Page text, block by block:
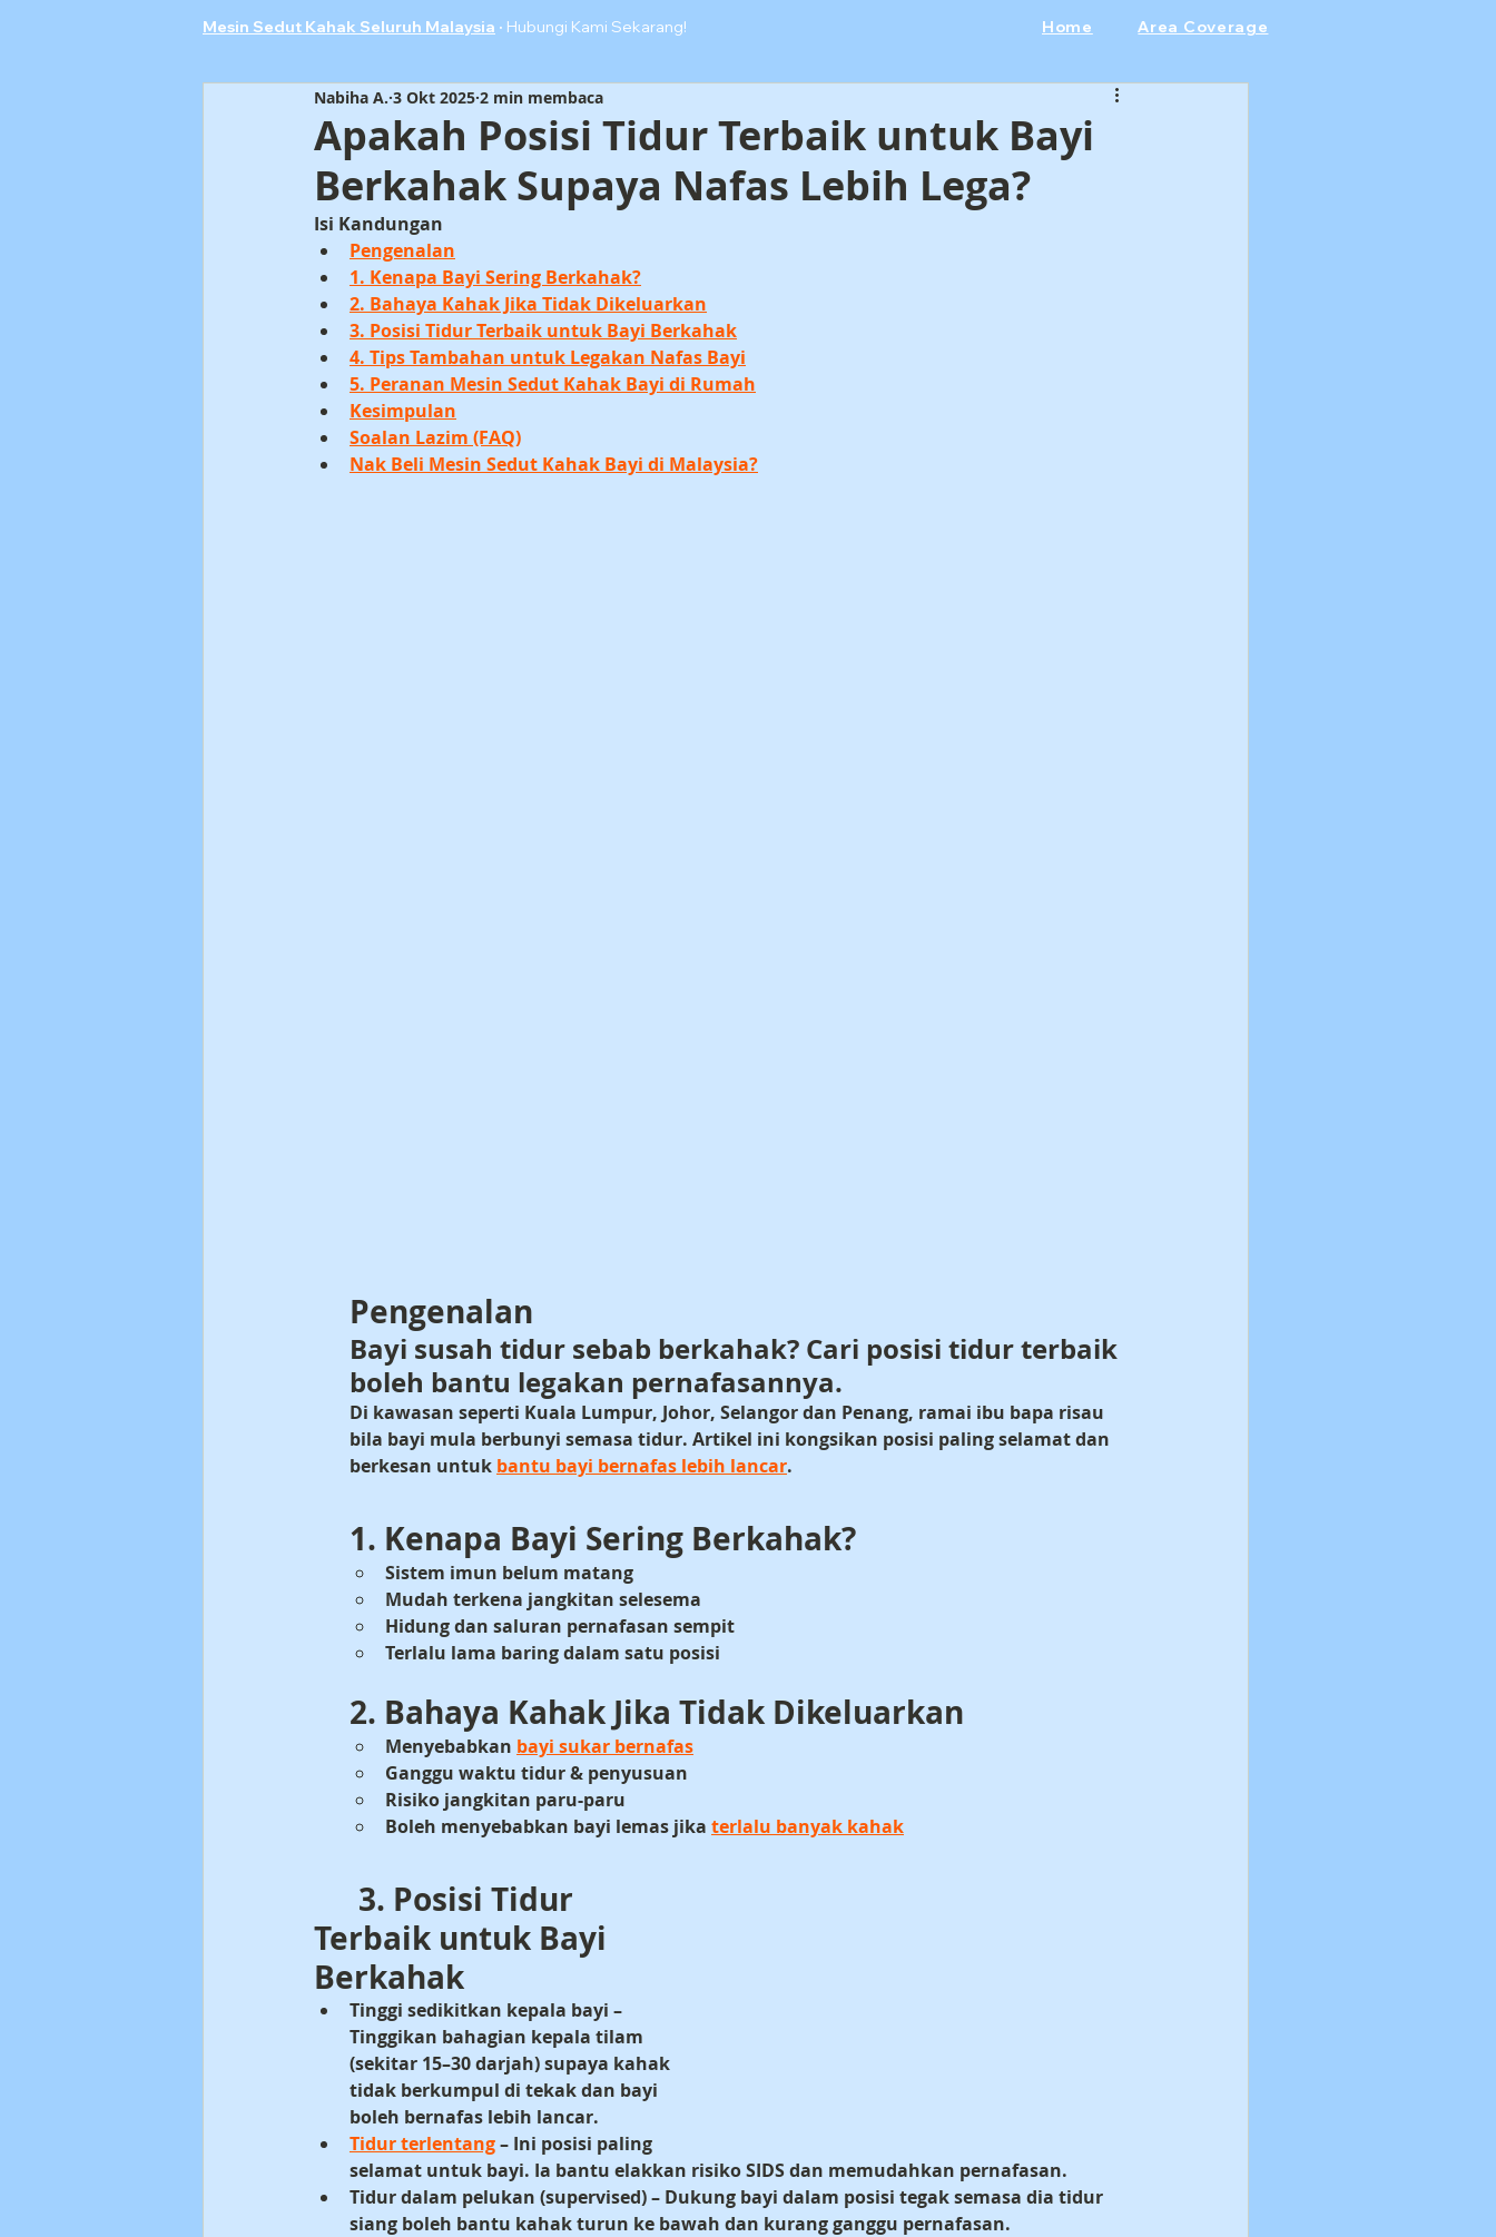
Mesin Sedut Kahak Seluruh Malaysia · Hubungi Kami Sekarang! Home Area Coverage
Apakah Posisi Tidur Terbaik untuk Bayi
Berkahak Supaya Nafas Lebih Lega?
Nabiha A. 3 Okt 2025 2 min membaca
Isi Kandungan
Pengenalan
1. Kenapa Bayi Sering Berkahak?
2. Bahaya Kahak Jika Tidak Dikeluarkan
3. Posisi Tidur Terbaik untuk Bayi Berkahak
4. Tips Tambahan untuk Legakan Nafas Bayi
5. Peranan Mesin Sedut Kahak Bayi di Rumah
Kesimpulan
Soalan Lazim (FAQ)
Nak Beli Mesin Sedut Kahak Bayi di Malaysia?
Pengenalan
Bayi susah tidur sebab berkahak? Cari posisi tidur terbaik
boleh bantu legakan pernafasannya.
Di kawasan seperti Kuala Lumpur, Johor, Selangor dan Penang, ramai ibu bapa risau
bila bayi mula berbunyi semasa tidur. Artikel ini kongsikan posisi paling selamat dan
berkesan untuk bantu bayi bernafas lebih lancar.
1. Kenapa Bayi Sering Berkahak?
Sistem imun belum matang
Mudah terkena jangkitan selesema
Hidung dan saluran pernafasan sempit
Terlalu lama baring dalam satu posisi
2. Bahaya Kahak Jika Tidak Dikeluarkan
Menyebabkan bayi sukar bernafas
Ganggu waktu tidur & penyusuan
Risiko jangkitan paru-paru
Boleh menyebabkan bayi lemas jika terlalu banyak kahak
Terbaik untuk Bayi
Berkahak
Tinggi sedikitkan kepala bayi –
Tinggikan bahagian kepala tilam
(sekitar 15–30 darjah) supaya kahak
tidak berkumpul di tekak dan bayi
boleh bernafas lebih lancar.
Tidur terlentang – Ini posisi paling
selamat untuk bayi. Ia bantu elakkan risiko SIDS dan memudahkan pernafasan.
Tidur dalam pelukan (supervised) – Dukung bayi dalam posisi tegak semasa dia tidur
siang boleh bantu kahak turun ke bawah dan kurang ganggu pernafasan.